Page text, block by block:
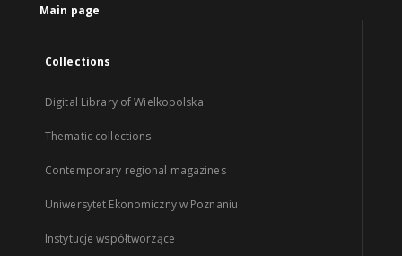
Main page
Collections
Digital Library of Wielkopolska
Thematic collections
Contemporary regional magazines
Uniwersytet Ekonomiczny w Poznaniu
Instytucje współtworzące